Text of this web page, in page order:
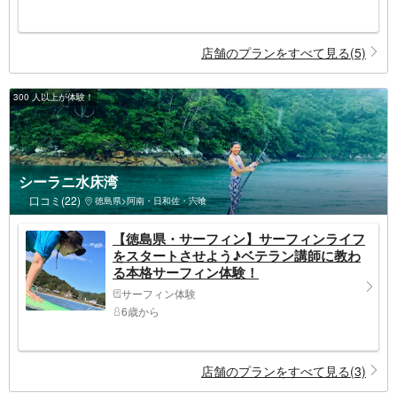
店舗のプランをすべて見る(5)
300 人以上が体験！
シーラニ水床湾
口コミ(22) 徳島県>阿南・日和佐・宍喰
【徳島県・サーフィン】サーフィンライフ
をスタートさせよう♪ベテラン講師に教わ
る本格サーフィン体験！
サーフィン体験
6歳から
店舗のプランをすべて見る(3)